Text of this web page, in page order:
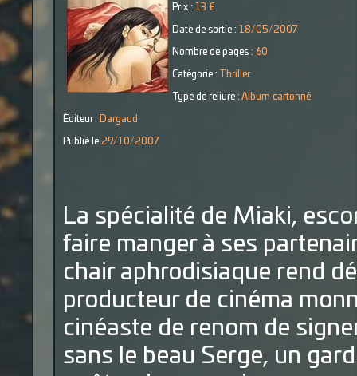
Prix : 13 €
Date de sortie : 18/05/2007
Nombre de pages : 60
Catégorie : Thriller
Type de reliure : Album cartonné
Éditeur : Dargaud
Publié le 29/10/2007
La spécialité de Miaki,
faire manger à ses
chair aphrodisiaque rend
producteur de cinéma
cinéaste de renom de
sans le beau Serge, un